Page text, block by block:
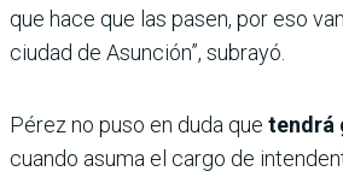
que hace que las pasen, por eso
ciudad de Asunción”, subrayó.
Pérez no puso en duda que tendrá
cuando asuma el cargo de